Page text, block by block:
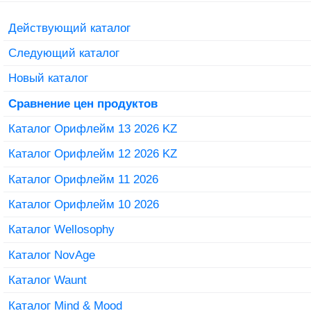
Действующий каталог
Следующий каталог
Новый каталог
Сравнение цен продуктов
Каталог Орифлейм 13 2026 KZ
Каталог Орифлейм 12 2026 KZ
Каталог Орифлейм 11 2026
Каталог Орифлейм 10 2026
Каталог Wellosophy
Каталог NovAge
Каталог Waunt
Каталог Mind & Mood